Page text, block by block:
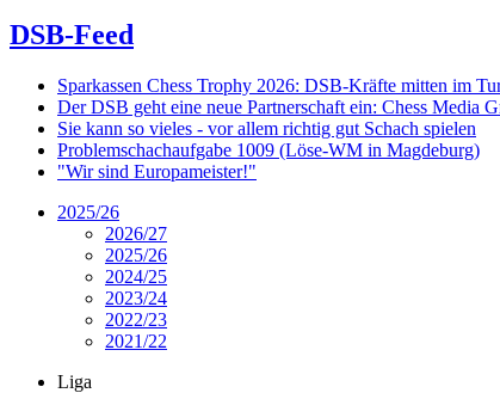
DSB-Feed
Sparkassen Chess Trophy 2026: DSB-Kräfte mitten im
Der DSB geht eine neue Partnerschaft ein: Chess Media
Sie kann so vieles - vor allem richtig gut Schach spielen
Problemschachaufgabe 1009 (Löse-WM in Magdeburg)
"Wir sind Europameister!"
2025/26
2026/27
2025/26
2024/25
2023/24
2022/23
2021/22
Liga